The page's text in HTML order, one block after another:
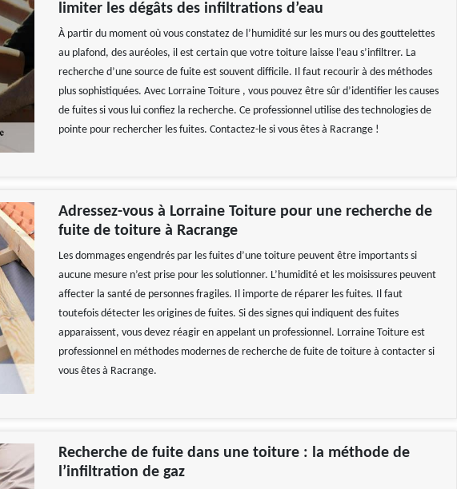
limiter les dégâts des infiltrations d’eau
À partir du moment où vous constatez de l’humidité sur les murs ou des gouttelettes
au plafond, des auréoles, il est certain que votre toiture laisse l’eau s’infiltrer. La
recherche d’une source de fuite est souvent difficile. Il faut recourir à des méthodes
plus sophistiquées. Avec Lorraine Toiture , vous pouvez être sûr d’identifier les causes
de fuites si vous lui confiez la recherche. Ce professionnel utilise des technologies de
pointe pour rechercher les fuites. Contactez-le si vous êtes à Racrange !
Adressez-vous à Lorraine Toiture pour une recherche de
fuite de toiture à Racrange
Les dommages engendrés par les fuites d’une toiture peuvent être importants si
aucune mesure n’est prise pour les solutionner. L’humidité et les moisissures peuvent
affecter la santé de personnes fragiles. Il importe de réparer les fuites. Il faut
toutefois détecter les origines de fuites. Si des signes qui indiquent des fuites
apparaissent, vous devez réagir en appelant un professionnel. Lorraine Toiture est
professionnel en méthodes modernes de recherche de fuite de toiture à contacter si
vous êtes à Racrange.
Recherche de fuite dans une toiture : la méthode de
l’infiltration de gaz